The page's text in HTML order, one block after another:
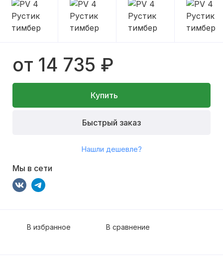
от 14 735 ₽
Купить
Быстрый заказ
Нашли дешевле?
Мы в сети
В избранное В сравнение